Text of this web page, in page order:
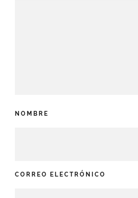
NOMBRE
CORREO ELECTRÓNICO